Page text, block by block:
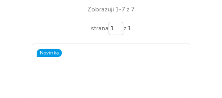
Zobrazuji 1-7 z 7
strana z 1
Novinka